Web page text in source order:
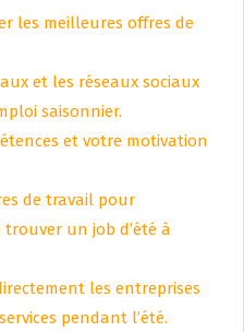
les meilleures offres de
et les réseaux sociaux
saisonnier.
et votre motivation
de travail pour
un job d’été à
les entreprises
pendant l’été.